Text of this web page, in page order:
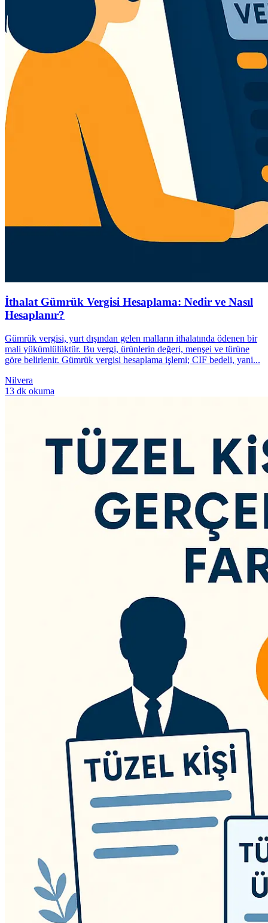
İthalat Gümrük Vergisi Hesaplama: Nedir ve Nasıl
Hesaplanır?
Gümrük vergisi, yurt dışından gelen malların ithalatında ödenen bir
mali yükümlülüktür. Bu vergi, ürünlerin değeri, menşei ve türüne
göre belirlenir. Gümrük vergisi hesaplama işlemi; CIF bedeli, yani...
Nilvera
13 dk okuma